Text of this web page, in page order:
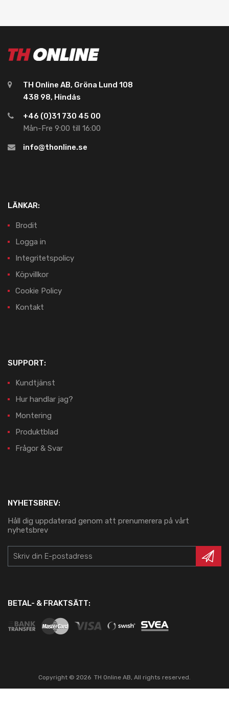
TH Online AB, Gröna Lund 108
438 98, Hindås
+46 (0)31 730 45 00
Mån-Fre 9:00 till 16:00
info@thonline.se
LÄNKAR:
Brodit
Logga in
Integritetspolicy
Köpvillkor
Cookie Policy
Kontakt
SUPPORT:
Kundtjänst
Hur handlar jag?
Montering
Produktblad
Frågor & Svar
NYHETSBREV:
Håll dig uppdaterad genom att prenumerera på vårt
nyhetsbrev
BETAL- & FRAKTSÄTT:
Copyright © 2026 TH Online AB, All rights reserved.